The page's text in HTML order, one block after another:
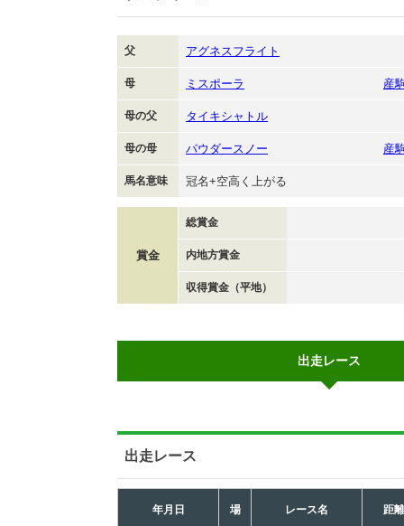
父 アグネスフライト
母 ミスポーラ 産
母の父 タイキシャトル
母の母 パウダースノー 産
馬名意味 冠名+空高く上がる
賞金
総賞金
内地方賞金
収得賞金（平地）
出走レース
出走レース
年月日 場 レース名 距離